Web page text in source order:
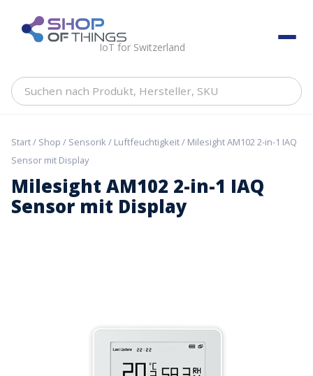
content ShopOfThings
IoT for Switzerland
Suchen
Hersteller,
Start/ Shop / Sensorik / Luftfeuchtigkeit/ Milesight AM102 2-in-1 IAQ
Sensor mit Display
Milesight AM102 2-in-1 IAQ
Sensor mit Display